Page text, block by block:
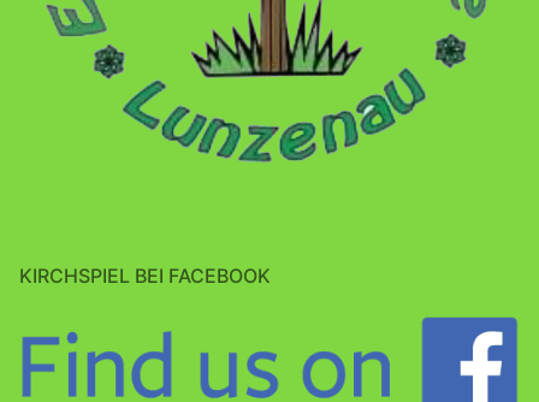
KIRCHSPIEL BEI FACEBOOK